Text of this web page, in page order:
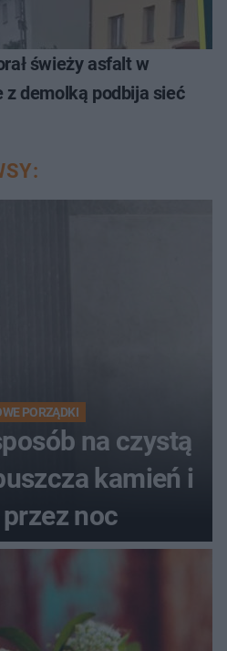
świeży asfalt w
z demolką podbija sieć
PORZĄDKI
na czystą
kamień i
noc